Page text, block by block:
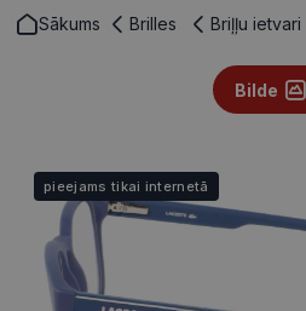
Sākums Brilles Briļļu ietvari
Bilde
pieejams tikai internetā